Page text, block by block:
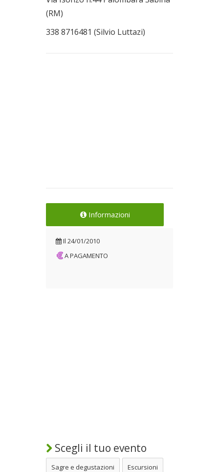
(RM)
338 8716481 (Silvio Luttazi)
Informazioni
Il 24/01/2010
A PAGAMENTO
Scegli il tuo evento
Sagre e degustazioni Escursioni